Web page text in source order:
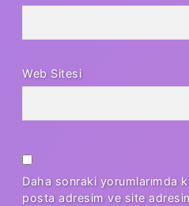
Web Sitesi
Daha sonraki yorumlarımda
posta adresim ve site